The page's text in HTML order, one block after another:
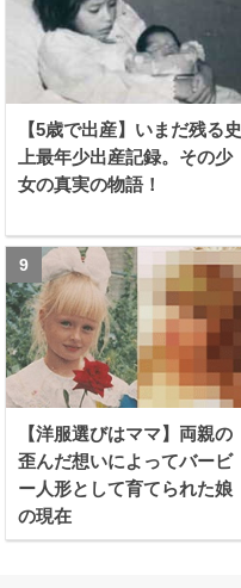
【5歳で出産】いまだ残る史
上最年少出産記録。その少
女の真実の物語！
【洋服選びはママ】両親の
歪んだ想いによってバービ
ー人形として育てられた娘
の現在